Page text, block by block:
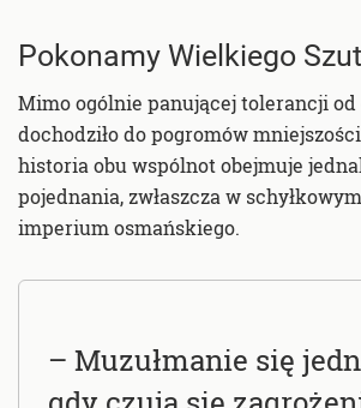
Pokonamy Wielkiego
Mimo ogólnie panującej tolerancji od
dochodziło do pogromów
historia obu wspólnot obejmuje
pojednania, zwłaszcza w
imperium osmańskiego.
– Muzułmanie się